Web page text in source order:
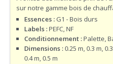
BLOG
ESPACE PRO
sur notre gamme bois de
Essences : G1 - Bois durs
Labels :PEFC, NF
Conditionnement :Palette,
Dimensions : 0.25 m, 0.3 m,
0.4 m, 0.5 m